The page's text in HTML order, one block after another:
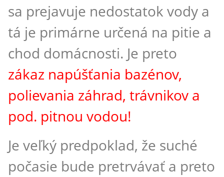
sa prejavuje nedostatok vody a
tá je primárne určená na pitie a
chod domácnosti. Je preto
zákaz napúšťania bazénov,
polievania záhrad, trávnikov a
pod. pitnou vodou!
Je veľký predpoklad, že suché
počasie bude pretrvávať a preto